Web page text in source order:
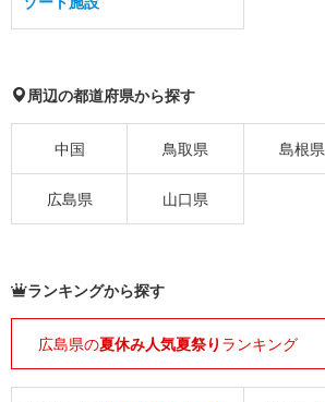
周辺の都道府県から探す
中国 鳥取県 島根県
広島県 山口県
ランキングから探す
広島県の夏休み人気夏祭り ランキング